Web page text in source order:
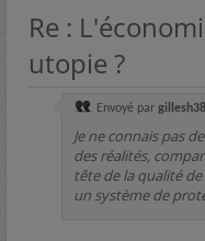
Re :
utopie ?
Envoyé par gillesh38
Je ne connais pas
des réalités,
tête de la qualité
un système de